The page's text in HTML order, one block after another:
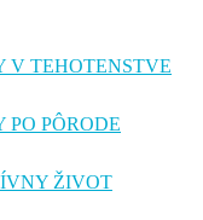
V TEHOTENSTVE
PÔRODE
ŽIVOT